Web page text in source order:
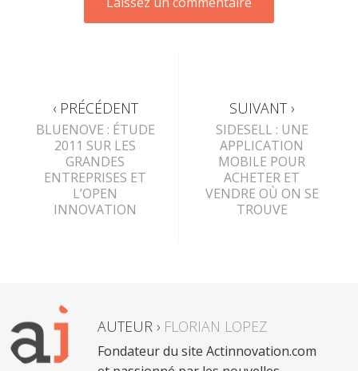
‹ PRÉCÉDENT
BLUENOVE : ÉTUDE
2011 SUR LES
GRANDES
ENTREPRISES ET
L’OPEN
INNOVATION
SUIVANT ›
SIDESELL : UNE
APPLICATION
MOBILE POUR
ACHETER ET
VENDRE OÙ ON SE
TROUVE
AUTEUR › FLORIAN LOPEZ
Fondateur du site Actinnovation.com